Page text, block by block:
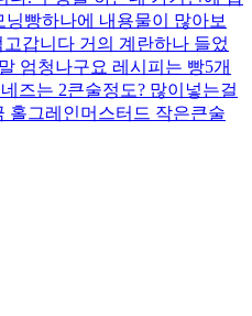
빵하나에 내용물이 많아보
갑니다 거의 계란하나 들었
엄청나구요 레시피는 빵5개
즈는 2큰술정도? 많이넣는걸
홀그레인머스터드 작은큰술